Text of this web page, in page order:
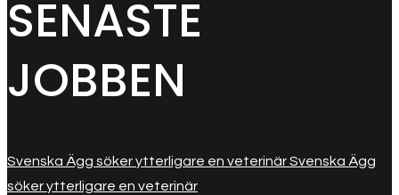
SENASTE
JOBBEN
Svenska Ägg söker ytterligare en veterinär Svenska Ägg
söker ytterligare en veterinär